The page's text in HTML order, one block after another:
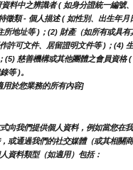
料中之辨識者 ( 如身分證統一編號
徵類 - 個人描述 ( 如性別、出生年月
所地址等 )；(2) 財產（如所有或具
許可文件、居留證明文件等 )；(4)
(5) 慈善機構或其他團體之會員資格
等 )。
於您業務的所有內容]
向我們提供個人資料，例如當您在
或通過我們的社交媒體（或其相關
資料類型（如適用）包括：